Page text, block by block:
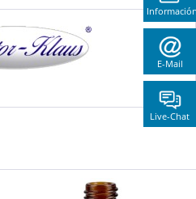
E-Mail
Live-Chat